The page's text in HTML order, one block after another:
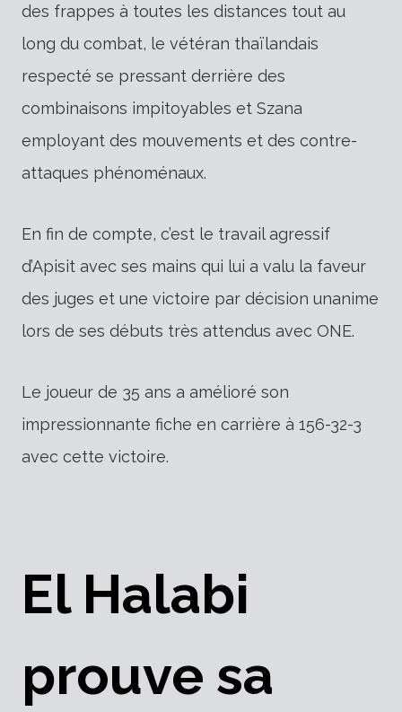
des frappes à toutes les distances tout au
long du combat, le vétéran thaïlandais
respecté se pressant derrière des
combinaisons impitoyables et Szana
employant des mouvements et des contre-
attaques phénoménaux.
En fin de compte, c’est le travail agressif
d’Apisit avec ses mains qui lui a valu la faveur
des juges et une victoire par décision unanime
lors de ses débuts très attendus avec ONE.
Le joueur de 35 ans a amélioré son
impressionnante fiche en carrière à 156-32-3
avec cette victoire.
El Halabi
prouve sa